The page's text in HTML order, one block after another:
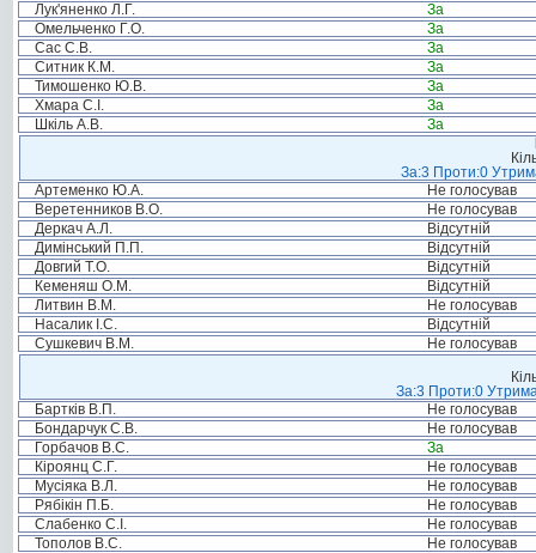
Лук'яненко Л.Г.
За
Омельченко Г.О.
За
Сас С.В.
За
Ситник К.М.
За
Тимошенко Ю.В.
За
Хмара С.І.
За
Шкіль А.В.
За
За:3 Проти:0
Артеменко Ю.А.
Не голосував
Веретенников В.О.
Не голосував
Деркач А.Л.
Відсутній
Димінський П.П.
Відсутній
Довгий Т.О.
Відсутній
Кеменяш О.М.
Відсутній
Литвин В.М.
Не голосував
Насалик І.С.
Відсутній
Сушкевич В.М.
Не голосував
За:3 Проти:0
Бартків В.П.
Не голосував
Бондарчук С.В.
Не голосував
Горбачов В.С.
За
Кіроянц С.Г.
Не голосував
Мусіяка В.Л.
Не голосував
Рябікін П.Б.
Не голосував
Слабенко С.І.
Не голосував
Тополов В.С.
Не голосував